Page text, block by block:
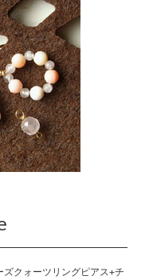
クォーツリングピアス+チ